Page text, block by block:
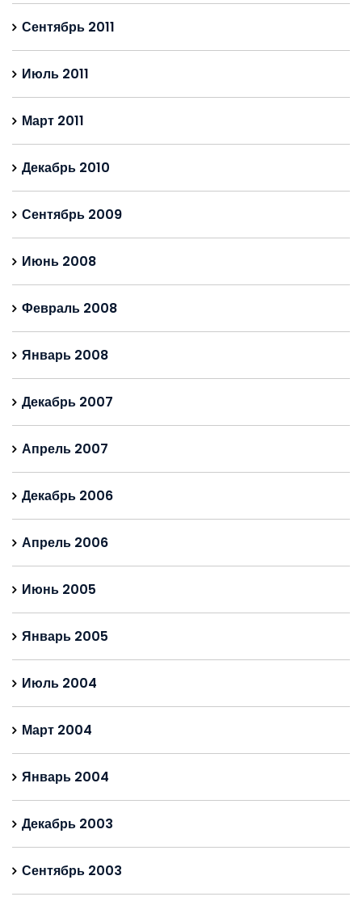
Сентябрь 2011
Июль 2011
Март 2011
Декабрь 2010
Сентябрь 2009
Июнь 2008
Февраль 2008
Январь 2008
Декабрь 2007
Апрель 2007
Декабрь 2006
Апрель 2006
Июнь 2005
Январь 2005
Июль 2004
Март 2004
Январь 2004
Декабрь 2003
Сентябрь 2003